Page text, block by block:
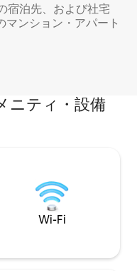
宿泊先、および社宅
マンション・アパート
ニティ・設備
Wi-Fi